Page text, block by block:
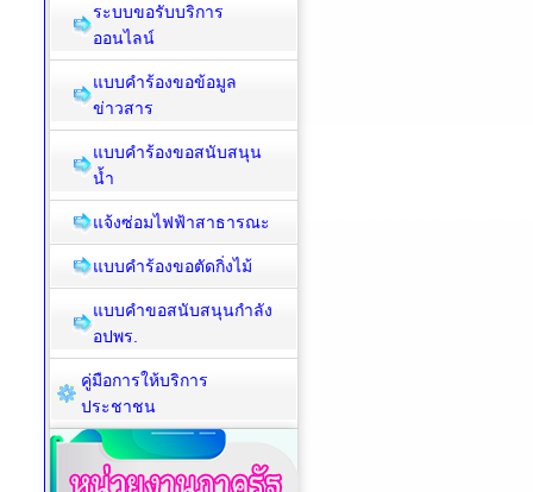
ระบบขอรับบริการ
ออนไลน์
แบบคำร้องขอข้อมูล
ข่าวสาร
แบบคำร้องขอสนับสนุน
น้ำ
แจ้งซ่อมไฟฟ้าสาธารณะ
แบบคำร้องขอตัดกิ่งไม้
แบบคำขอสนับสนุนกำลัง
อปพร.
คู่มือการให้บริการ
ประชาชน